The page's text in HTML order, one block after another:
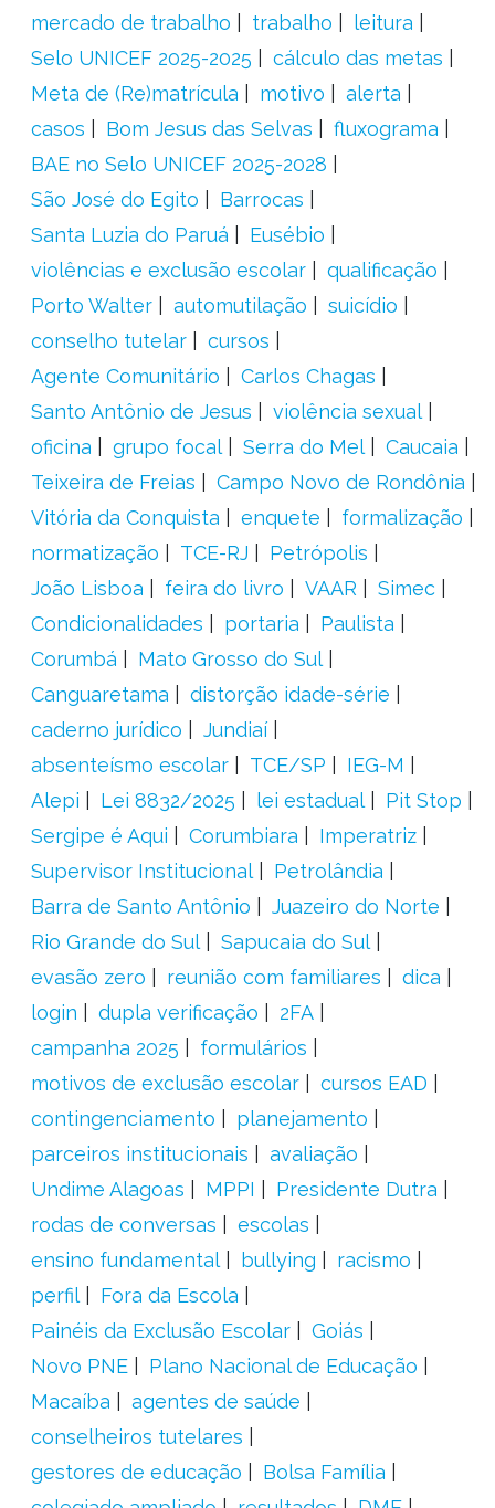
mercado de trabalho
trabalho
leitura
Selo UNICEF 2025-2025
cálculo das metas
Meta de (Re)matrícula
motivo
alerta
casos
Bom Jesus das Selvas
fluxograma
BAE no Selo UNICEF 2025-2028
São José do Egito
Barrocas
Santa Luzia do Paruá
Eusébio
violências e exclusão escolar
qualificação
Porto Walter
automutilação
suicídio
conselho tutelar
cursos
Agente Comunitário
Carlos Chagas
Santo Antônio de Jesus
violência sexual
oficina
grupo focal Serra do Mel
Caucaia
Teixeira de Freias
Campo Novo de Rondônia
Vitória da Conquista
enquete
formalização
normatização
TCE-RJ
Petrópolis
João Lisboa
feira do livro VAAR
Simec
Condicionalidades
portaria
Paulista
Corumbá
Mato Grosso do Sul
Canguaretama
distorção idade-série
caderno jurídico
Jundiaí
absenteísmo escolar
TCE/SP
IEG-M
Alepi
Lei 8832/2025 lei estadual
Pit Stop
Sergipe é Aqui
Corumbiara
Imperatriz
Supervisor Institucional
Petrolândia
Barra de Santo Antônio
Juazeiro do Norte
Rio Grande do Sul
Sapucaia do Sul
evasão zero
reunião com familiares
dica
login
dupla verificação
2FA
campanha 2025
formulários
motivos de exclusão escolar
cursos EAD
contingenciamento
planejamento
parceiros institucionais
avaliação
Undime Alagoas
MPPI
Presidente Dutra
rodas de conversas
escolas
ensino fundamental
bullying
racismo
perfil
Fora da Escola
Painéis da Exclusão Escolar
Goiás
Novo PNE
Plano Nacional de Educação
Macaíba
agentes de saúde
conselheiros tutelares
gestores de educação
Bolsa Família